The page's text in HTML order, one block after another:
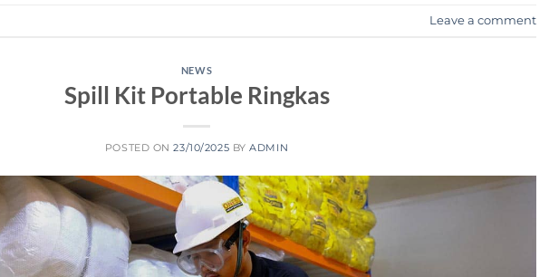
Leave a comment
NEWS
Spill Kit Portable Ringkas
POSTED ON23/10/2025 BYADMIN